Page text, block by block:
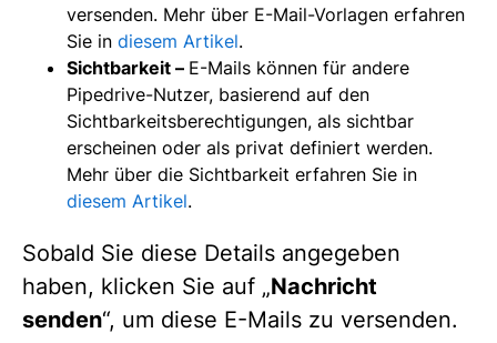
versenden. Mehr über E-Mail-Vorlagen erfahren
Sie in diesem Artikel.
Sichtbarkeit – E-Mails können für andere
Pipedrive-Nutzer, basierend auf den
Sichtbarkeitsberechtigungen, als sichtbar
erscheinen oder als privat definiert werden.
Mehr über die Sichtbarkeit erfahren Sie in
diesem Artikel.
Sobald Sie diese Details angegeben
haben, klicken Sie auf „Nachricht
senden“, um diese E-Mails zu versenden.